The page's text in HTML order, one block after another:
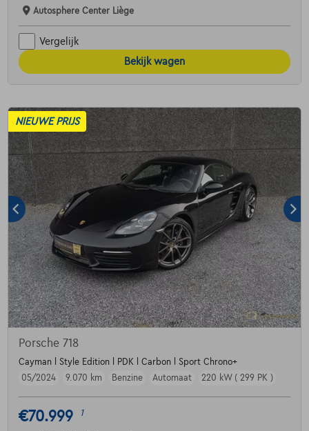
Autosphere Center Liège
Vergelijk
Bekijk wagen
NIEUWE PRIJS
Porsche 718
Cayman l Style Edition l PDK l Carbon l Sport Chrono+
05/2024
9.070 km Benzine Automaat 220 kW ( 299 PK )
€70.999 1